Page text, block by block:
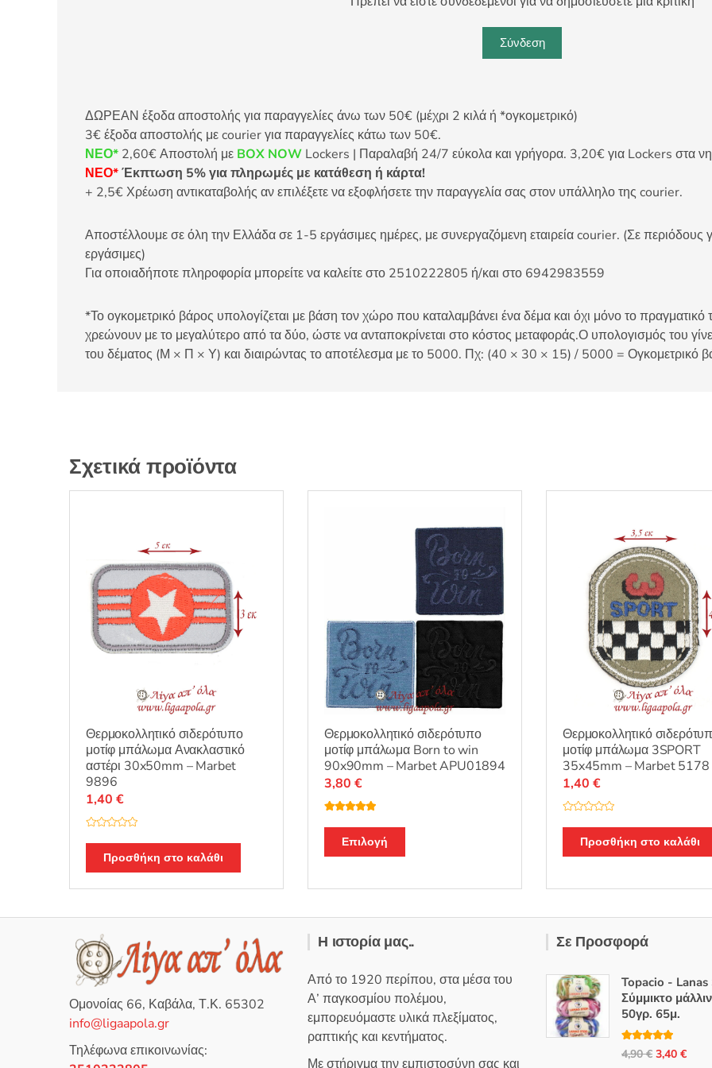
Σύνδεση
ΔΩΡΕΑΝ έξοδα αποστολής για παραγγελίες άνω των 50€ (μέχρι 2 κιλά ή *ογκομετρικό)
3€ έξοδα αποστολής με courier για παραγγελίες κάτω των 50€.
ΝΕΟ* 2,60€ Αποστολή με BOX NOW Lockers | Παραλαβή 24/7 εύκολα και γρήγορα. 3,20€ για Lockers στα
ΝΕΟ*Έκπτωση 5% για πληρωμές με κατάθεση ή κάρτα!
+ 2,5€ Χρέωση αντικαταβολής αν επιλέξετε να εξοφλήσετε την παραγγελία σας στον υπάλληλο της courier.
Αποστέλλουμε σε όλη την Ελλάδα σε 1-5 εργάσιμες ημέρες, με συνεργαζόμενη εταιρεία courier. (Σε περιόδους
εργάσιμες)
Για οποιαδήποτε πληροφορία μπορείτε να καλείτε στο 2510222805 ή/και στο 6942983559
*Το ογκομετρικό βάρος υπολογίζεται με βάση τον χώρο που καταλαμβάνει ένα δέμα και όχι μόνο το πραγματικό
χρεώνουν με το μεγαλύτερο από τα δύο, ώστε να ανταποκρίνεται στο κόστος μεταφοράς.Ο υπολογισμός του
του δέματος (Μ × Π × Υ) και διαιρώντας το αποτέλεσμα με το 5000. Πχ: (40 × 30 × 15) / 5000 = Ογκομετρικό
Σχετικά προϊόντα
Θερμοκολλητικό σιδερότυπο
μοτίφ μπάλωμα Ανακλαστικό
αστέρι 30x50mm – Marbet
9896
α
ο
ο
θ
κ
ε
μ
ε
0
ό
1,40 €
Προσθήκη στο καλάθι
Θερμοκολλητικό σιδερότυπο
μοτίφ μπάλωμα Born to win
90x90mm – Marbet APU01894
θηκε με5.00
από 5
3,80 €
Επιλογή
το
έχει
Οι
επιλογές
μπορούν
να
επιλεγούν
στη
Θερμοκολλητικό
μοτίφ μπάλωμα 3SPORT
35x45mm – Marbet 5178
α
ο
γ
η
ε
μ
α
π
ό
5
1,40 €
Προσθήκη στο καλάθι
Ομονοίας 66, Καβάλα, Τ.Κ. 65302
info@ligaapola.gr
Τηλέφωνα επικοινωνίας:
Η ιστορία μας..
Από το 1920 περίπου, στα μέσα του
Α’ παγκοσμίου πολέμου,
εμπορευόμαστε υλικά πλεξίματος,
ραπτικής και κεντήματος.
Με στήριγμα την εμπιστοσύνη σας και
Σε Προσφορά
Topacio -
Σύμμικτο
50γρ. 65μ.
Βαθμολογή
θηκε με 5.00
4,90€ Original
3,40 €Η